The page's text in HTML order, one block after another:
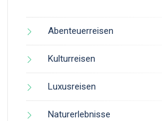
Abenteuerreisen
Kulturreisen
Luxusreisen
Naturerlebnisse